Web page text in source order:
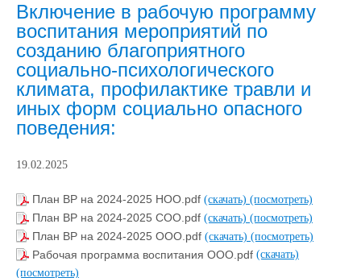
Включение в рабочую программу
воспитания мероприятий по
созданию благоприятного
социально-психологического
климата, профилактике травли и
иных форм социально опасного
поведения:
19.02.2025
План ВР на 2024-2025 НОО.pdf (скачать) (посмотреть)
План ВР на 2024-2025 СОО.pdf (скачать) (посмотреть)
План ВР на 2024-2025 ООО.pdf (скачать) (посмотреть)
Рабочая программа воспитания ООО.pdf (скачать)
(посмотреть)